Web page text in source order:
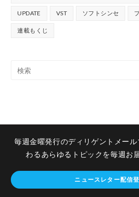
UPDATE VST ソフトシンセ
連載もくじ
毎週金曜発行のディリゲントメー
わるあらゆるトピックを毎週お
ニュースレター配信